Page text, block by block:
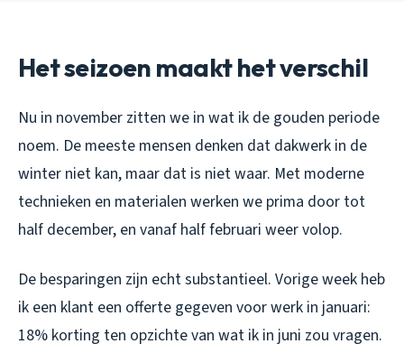
Het seizoen maakt het verschil
Nu in november zitten we in wat ik de gouden periode
noem. De meeste mensen denken dat dakwerk in de
winter niet kan, maar dat is niet waar. Met moderne
technieken en materialen werken we prima door tot
half december, en vanaf half februari weer volop.
De besparingen zijn echt substantieel. Vorige week heb
ik een klant een offerte gegeven voor werk in januari:
18% korting ten opzichte van wat ik in juni zou vragen.